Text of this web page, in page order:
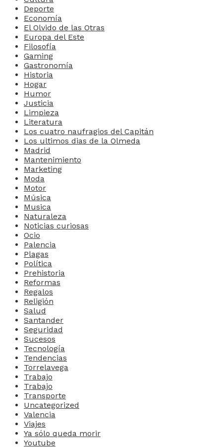
Deporte
Economía
El Olvido de las Otras
Europa del Este
Filosofía
Gaming
Gastronomía
Historia
Hogar
Humor
Justicia
Limpieza
Literatura
Los cuatro naufragios del Capitán
Los ultimos dias de la Olmeda
Madrid
Mantenimiento
Marketing
Moda
Motor
Música
Musica
Naturaleza
Noticias curiosas
Ocio
Palencia
Plagas
Política
Prehistoria
Reformas
Regalos
Religión
Salud
Santander
Seguridad
Sucesos
Tecnología
Tendencias
Torrelavega
Trabajo
Trabajo
Transporte
Uncategorized
Valencia
Viajes
Ya sólo queda morir
Youtube